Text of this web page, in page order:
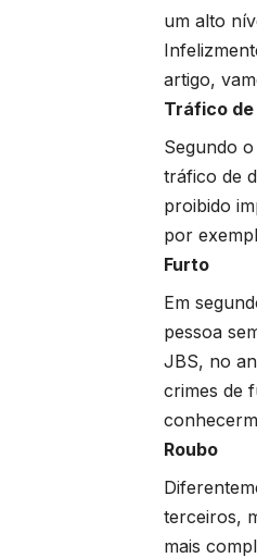
um alto
artigo,
Tráfico
Segundo
tráfico de
proibido
por
Furto
Em
pessoa
JBS, no
crimes de
Roubo
terceiros,
mais